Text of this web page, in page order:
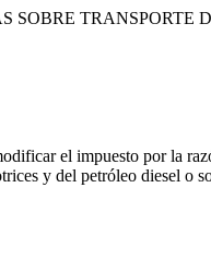
TRANSPORTE
el impuesto por la
y del petróleo diesel o